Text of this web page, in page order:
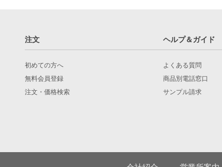
注文 ヘルプ＆ガイド
初めての方へ
無料会員登録
注文・価格検索
よくある質問
商品別電話窓口
サンプル請求